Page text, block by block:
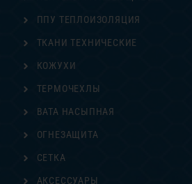
ППУ ТЕПЛОИЗОЛЯЦИЯ
ТКАНИ ТЕХНИЧЕСКИЕ
КОЖУХИ
ТЕРМОЧЕХЛЫ
ВАТА НАСЫПНАЯ
ОГНЕЗАЩИТА
СЕТКА
АКСЕССУАРЫ